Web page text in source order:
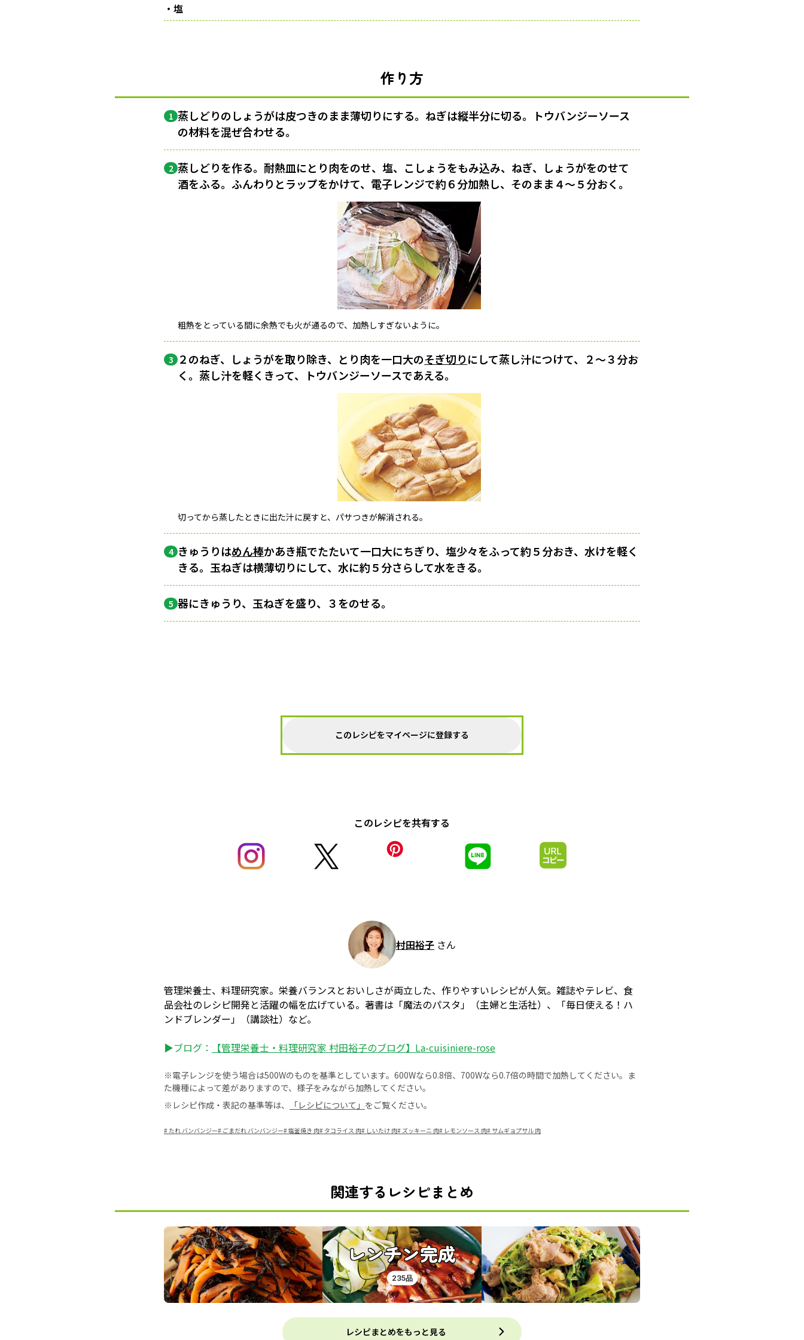
・塩
作り方
1 蒸しどりのしょうがは皮つきのまま薄切りにする。ねぎは縦半分に切る。トウバンジーソース
の材料を混ぜ合わせる。
2 蒸しどりを作る。耐熱皿にとり肉をのせ、塩、こしょうをもみ込み、ねぎ、しょうがをのせて
酒をふる。ふんわりとラップをかけて、電子レンジで約６分加熱し、そのまま４〜５分おく。
粗熱をとっている間に余熱でも火が通るので、加熱しすぎないように。
3 ２のねぎ、しょうがを取り除き、とり肉を一口大のそぎ切りにして蒸し汁につけて、２〜３分お
く。蒸し汁を軽くきって、トウバンジーソースであえる。
切ってから蒸したときに出た汁に戻すと、パサつきが解消される。
4 きゅうりはめん棒かあき瓶でたたいて一口大にちぎり、塩少々をふって約５分おき、水けを軽く
きる。玉ねぎは横薄切りにして、水に約５分さらして水をきる。
5 器にきゅうり、玉ねぎを盛り、３をのせる。
このレシピをマイページに登録する
このレシピを共有する
村田裕子 さん
管理栄養士、料理研究家。栄養バランスとおいしさが両立した、作りやすいレシピが人気。雑誌やテレビ、食
品会社のレシピ開発と活躍の幅を広げている。著書は「魔法のパスタ」（主婦と生活社）、「毎日使える！ハ
ンドブレンダー」（講談社）など。
▶ブログ：
【管理栄養士・料理研究家 村田裕子のブログ】La-cuisiniere-rose
※電子レンジを使う場合は500Wのものを基準としています。600Wなら0.8倍、700Wなら0.7倍の時間で加熱してください。ま
た機種によって差がありますので、様子をみながら加熱してください。
※レシピ作成・表記の基準等は、
「レシピについて」 をご覧ください。
# たれ バンバンジー# ごまだれ バンバンジー#塩釜焼き 肉# タコライス 肉# しいたけ 肉# ズッキーニ 肉# レモンソース 肉# サムギョプサル 肉
関連するレシピまとめ
レンチン完成
235品
レシピまとめをもっと見る